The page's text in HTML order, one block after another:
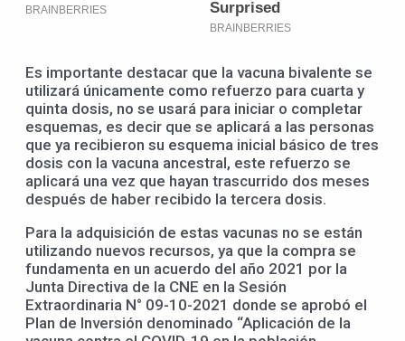
Es importante destacar que la vacuna bivalente se
utilizará únicamente como refuerzo para cuarta y
quinta dosis, no se usará para iniciar o completar
esquemas, es decir que se aplicará a las personas
que ya recibieron su esquema inicial básico de tres
dosis con la vacuna ancestral, este refuerzo se
aplicará una vez que hayan trascurrido dos meses
después de haber recibido la tercera dosis.
Para la adquisición de estas vacunas no se están
utilizando nuevos recursos, ya que la compra se
fundamenta en un acuerdo del año 2021 por la
Junta Directiva de la CNE en la Sesión
Extraordinaria N° 09-10-2021 donde se aprobó el
Plan de Inversión denominado “Aplicación de la